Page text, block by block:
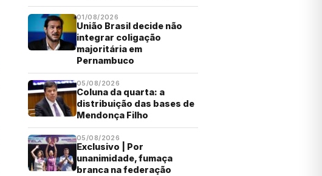
01/08/2026
União Brasil decide não
integrar coligação
majoritária em
Pernambuco
05/08/2026
Coluna da quarta: a
distribuição das bases de
Mendonça Filho
05/08/2026
Exclusivo | Por
unanimidade, fumaça
branca na federação